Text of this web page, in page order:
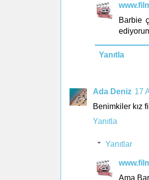
Barbie
Yanıtla
Ada Deniz 17
Benimkiler kız
Yanıtla
Yanıtlar
Ama